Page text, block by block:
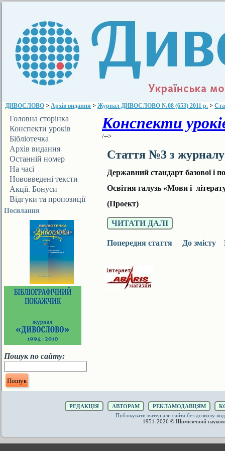
ДИВОСЛОВО > Архів видання > Журнал ДИВОСЛОВО №08 (653) 2011 р. >
Головна сторінка
Конспекти уроків
Бібліотечка
ДИВОСЛОВА
Архів видання
Останній номер
На часі
Нововведені тексти
Акції. Бонуси
Відгуки та пропозиції
Посилання
Пошук по сайту:
Конспекти
/-->
Стаття №3 з
Державний стандарт базової і
Освітня галузь «Мови і
(Проект)
ЧИТАТИ ДАЛІ
Попередня стаття До змісту
РЕДАКЦІЯ АВТОРАМ РЕКЛАМОДАВЦЯМ
Публікувати матеріали сайта без дозволу
1951-2026 © Щомісячний